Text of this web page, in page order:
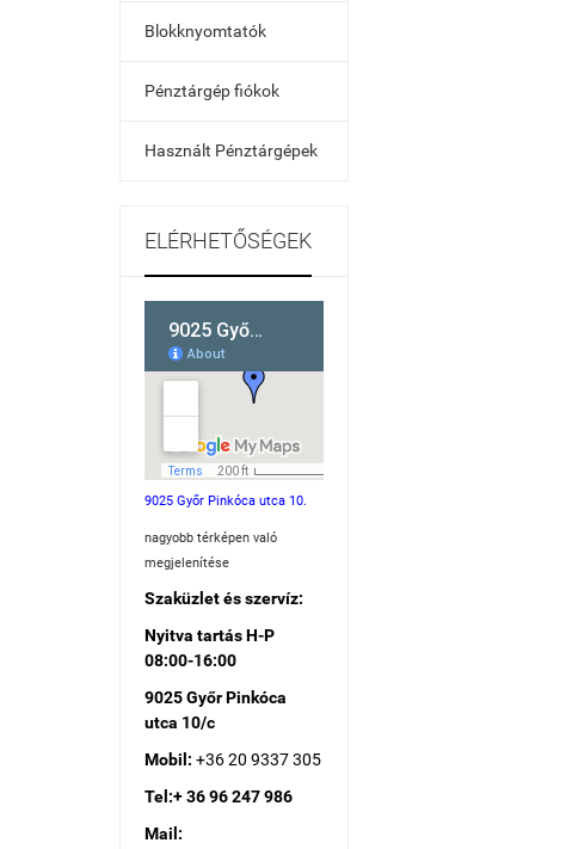
Blokknyomtatók
Pénztárgép fiókok
Használt Pénztárgépek
ELÉRHETŐSÉGEK
9025 Győr Pinkóca utca 10.
nagyobb térképen való
megjelenítése
Szaküzlet és szervíz:
Nyitva tartás H-P
08:00-16:00
9025 Győr Pinkóca
utca 10/c
Mobil: +36 20 9337 305
Tel:+ 36 96 247 986
Mail: